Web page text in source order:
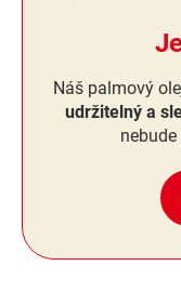
Náš palmový
udržitelný a